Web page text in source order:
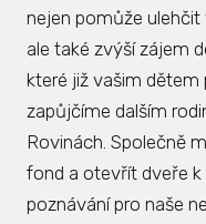
nejen pomůže
ale také zvýší zájem
které již vašim dětem
zapůjčíme dalším
Rovinách. Společně
fond a otevřít dveře
poznávání pro naše